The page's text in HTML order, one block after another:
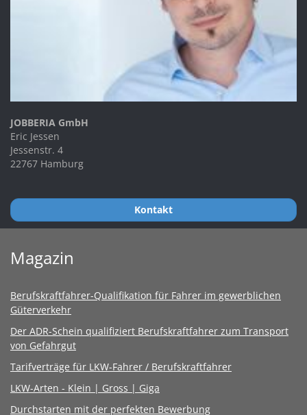
JOBBERIA GmbH
Eric Jessen
Jessenstr. 4
22767 Hamburg
Kontakt
Magazin
Berufskraftfahrer-Qualifikation für Fahrer im gewerblichen
Güterverkehr
Der ADR-Schein qualifiziert Berufskraftfahrer zum Transport
von Gefahrgut
Tarifverträge für LKW-Fahrer / Berufskraftfahrer
LKW-Arten - Klein | Gross | Giga
Durchstarten mit der perfekten Bewerbung